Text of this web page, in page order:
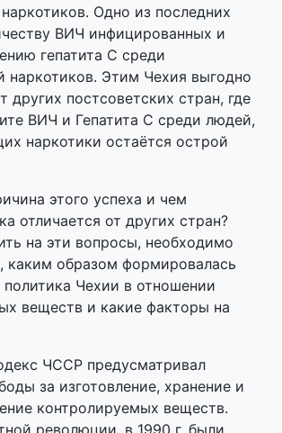
Одно из последних
ВИЧ инфицированных и
гепатита С среди
наркотиков. Этим Чехия выгодно
других постсоветских стран, где
ВИЧ и Гепатита С среди людей,
наркотики остаётся острой
этого успеха и чем
отличается от других стран?
на эти вопросы, необходимо
каким образом формировалась
Чехии в отношении
веществ и какие факторы на
ЧССР предусматривал
за изготовление, хранение и
контролируемых веществ.
революции, в 1990 г. были